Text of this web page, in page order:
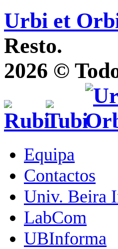
Urbi et
Resto.
2026 ©
Equipa
Contactos
Univ. Beira
LabCom
UBInforma